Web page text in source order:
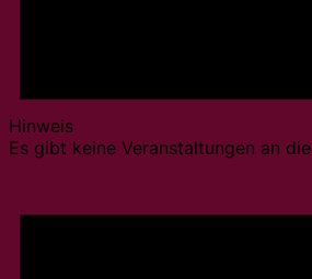
Hinweis
Es gibt keine Veranstaltungen an